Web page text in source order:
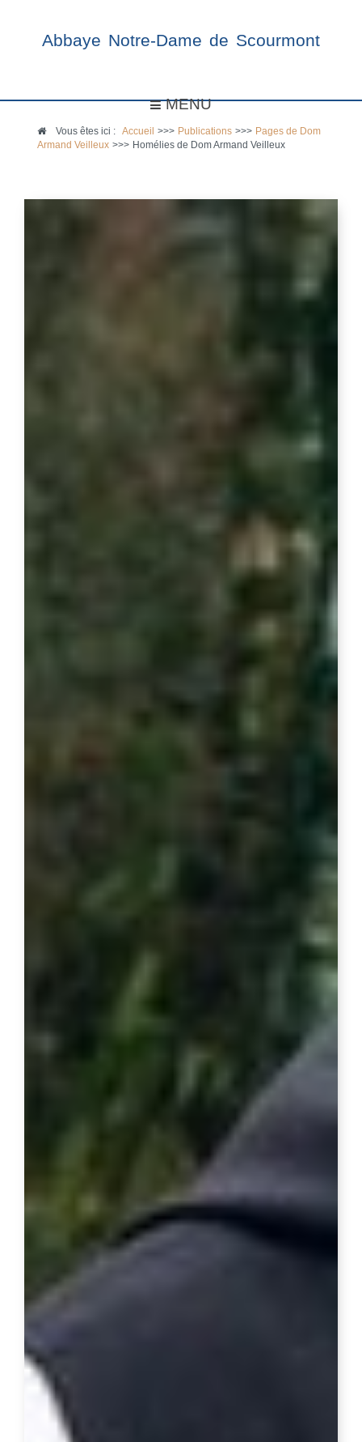
Abbaye Notre-Dame de Scourmont
MENU
Vous êtes ici :Accueil >>> Publications >>> Pages de Dom
Armand Veilleux >>> Homélies de Dom Armand Veilleux